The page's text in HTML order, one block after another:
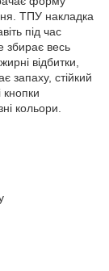
ТПУ накладка
під час
збирає весь
відбитки,
запаху, стійкий
кнопки
кольори.